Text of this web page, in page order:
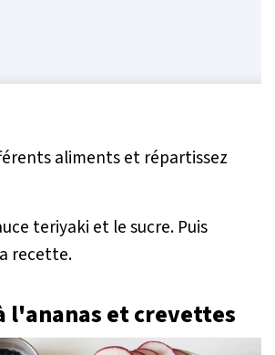
aliments et répartissez
teriyaki et le sucre. Puis
recette.
l'ananas et crevettes